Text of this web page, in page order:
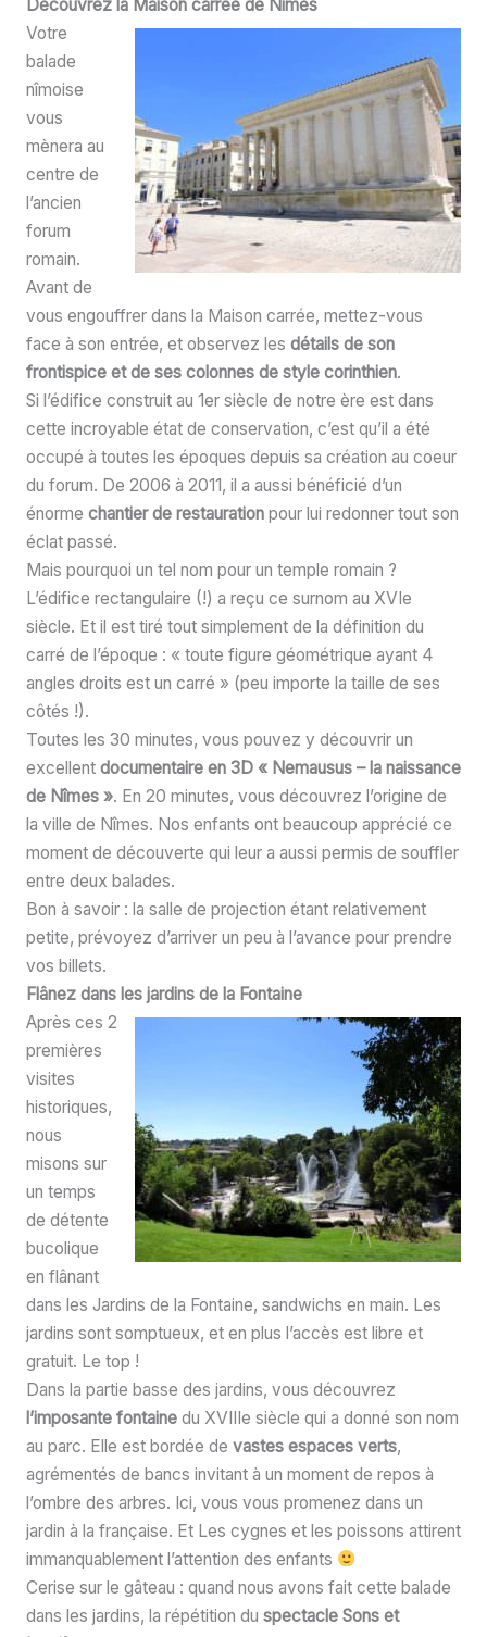
Découvrez la Maison carrée de Nîmes
Votre
balade
nîmoise
vous
mènera au
centre de
l’ancien
forum
romain.
Avant de
vous engouffrer dans la Maison carrée, mettez-vous
face à son entrée, et observez les détails de son
frontispice et de ses colonnes de style corinthien.
Si l’édifice construit au 1er siècle de notre ère est dans
cette incroyable état de conservation, c’est qu’il a été
occupé à toutes les époques depuis sa création au coeur
du forum. De 2006 à 2011, il a aussi bénéficié d’un
énorme chantier de restaurationpour lui redonner tout son
éclat passé.
Mais pourquoi un tel nom pour un temple romain ?
L’édifice rectangulaire (!) a reçu ce surnom au XVIe
siècle. Et il est tiré tout simplement de la définition du
carré de l’époque : « toute figure géométrique ayant 4
angles droits est un carré » (peu importe la taille de ses
côtés !).
Toutes les 30 minutes, vous pouvez y découvrir un
excellent documentaire en 3D « Nemausus – la naissance
de Nîmes ». En 20 minutes, vous découvrez l’origine de
la ville de Nîmes. Nos enfants ont beaucoup apprécié ce
moment de découverte qui leur a aussi permis de souffler
entre deux balades.
Bon à savoir : la salle de projection étant relativement
petite, prévoyez d’arriver un peu à l’avance pour prendre
vos billets.
Flânez dans les jardins de la Fontaine
Après ces 2
premières
visites
historiques,
nous
misons sur
un temps
de détente
bucolique
en flânant
dans les Jardins de la Fontaine, sandwichs en main. Les
jardins sont somptueux, et en plus l’accès est libre et
gratuit. Le top !
Dans la partie basse des jardins, vous découvrez
l’imposante fontainedu XVIIIe siècle qui a donné son nom
au parc. Elle est bordée de vastes espaces verts,
agrémentés de bancs invitant à un moment de repos à
l’ombre des arbres. Ici, vous vous promenez dans un
jardin à la française. Et Les cygnes et les poissons attirent
immanquablement l’attention des enfants
Cerise sur le gâteau : quand nous avons fait cette balade
dans les jardins, la répétition du spectacle Sons et